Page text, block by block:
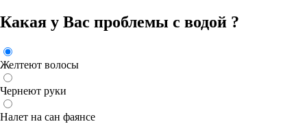
Какая у Вас проблемы с водой ?
Желтеют волосы
Чернеют руки
Налет на сан фаянсе